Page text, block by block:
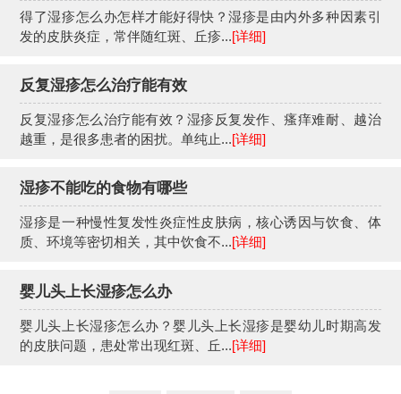
得了湿疹怎么办怎样才能好得快？湿疹是由内外多种因素引
发的皮肤炎症，常伴随红斑、丘疹...[详细]
反复湿疹怎么治疗能有效
反复湿疹怎么治疗能有效？湿疹反复发作、瘙痒难耐、越治
越重，是很多患者的困扰。单纯止...[详细]
湿疹不能吃的食物有哪些
湿疹是一种慢性复发性炎症性皮肤病，核心诱因与饮食、体
质、环境等密切相关，其中饮食不...[详细]
婴儿头上长湿疹怎么办
婴儿头上长湿疹怎么办？婴儿头上长湿疹是婴幼儿时期高发
的皮肤问题，患处常出现红斑、丘...[详细]